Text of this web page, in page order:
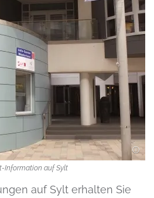
Information auf Sylt
auf Sylt erhalten Sie